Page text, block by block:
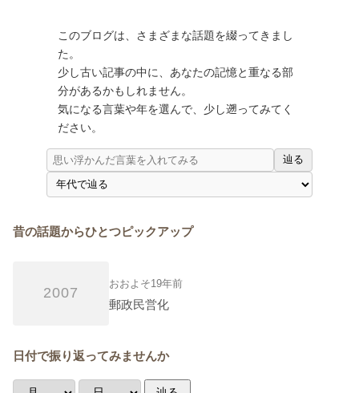
このブログは、さまざまな話題を綴ってきまし
た。
少し古い記事の中に、あなたの記憶と重なる部
分があるかもしれません。
気になる言葉や年を選んで、少し遡ってみてく
ださい。
辿る
昔の話題からひとつピックアップ
2007
おおよそ19年前
郵政民営化
日付で振り返ってみませんか